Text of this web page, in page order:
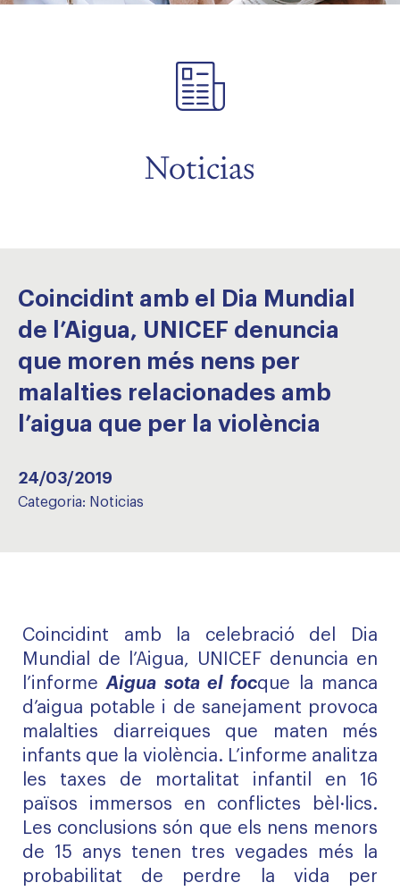
Noticias
Coincidint amb el Dia Mundial
de l’Aigua, UNICEF denuncia
que moren més nens per
malalties relacionades amb
l’aigua que per la violència
24/03/2019
Categoria: Noticias
Coincidint amb la celebració del Dia
Mundial de l’Aigua, UNICEF denuncia en
l’informeAigua sota el focque la manca
d’aigua potable i de sanejament provoca
malalties diarreiques que maten més
infants que la violència. L’informe analitza
les taxes de mortalitat infantil en 16
països immersos en conflictes bèl·lics.
Les conclusions són que els nens menors
de 15 anys tenen tres vegades més la
probabilitat de perdre la vida per